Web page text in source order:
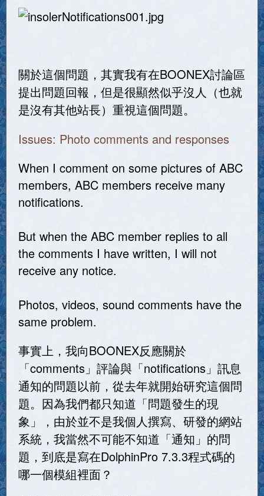
關於這個問題，其實我有在BOONEX討論區
提出問題回報，但是很顯然似乎沒人（也就
是沒有其他站長）重視這個問題。
Issues: Photo comments and responses
When I comment on some pictures of ABC
members, ABC members receive many
notifications.
But when the ABC member replies to all
the comments I have written, I will not
receive any notice.
Photos, videos, sound comments have the
same problem.
事實上，我向BOONEX反應關於
「comments」評論與「notifications」訊息
通知的問題以前，從去年就開始研究這個問
題。因為我們都只知道「問題發生的現
象」，由於並不是我個人撰寫、研發的網站
系統，我當然不可能不知道「通知」的問
題，到底是寫在DolphinPro 7.3.3程式碼的
哪一個模組裡面？